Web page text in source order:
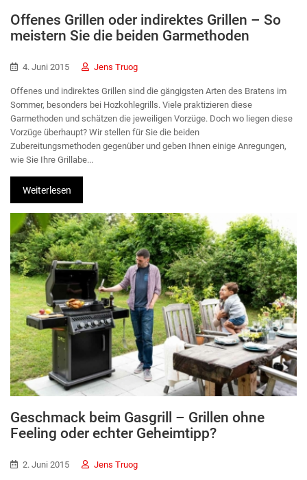
Offenes Grillen oder indirektes Grillen – So
meistern Sie die beiden Garmethoden
4. Juni 2015 Jens Truog
Offenes und indirektes Grillen sind die gängigsten Arten des Bratens im
Sommer, besonders bei Hozkohlegrills. Viele praktizieren diese
Garmethoden und schätzen die jeweiligen Vorzüge. Doch wo liegen diese
Vorzüge überhaupt? Wir stellen für Sie die beiden
Zubereitungsmethoden gegenüber und geben Ihnen einige Anregungen,
wie Sie Ihre Grillabe...
Weiterlesen
Geschmack beim Gasgrill – Grillen ohne
Feeling oder echter Geheimtipp?
2. Juni 2015 Jens Truog